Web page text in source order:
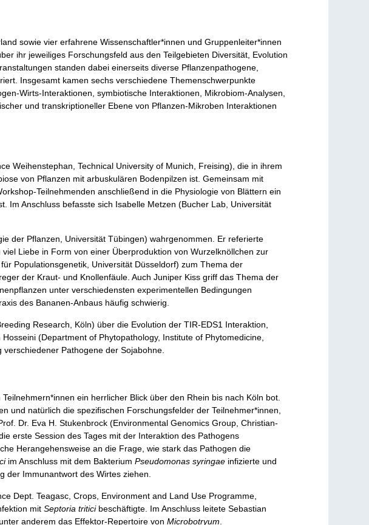
sowie vier erfahrene Wissenschaftler*innen und Gruppenleiter*innen
ihr jeweiliges Forschungsfeld aus den Teilgebieten Diversität, Evolution
standen dabei einerseits diverse Pflanzenpathogene,
Insgesamt kamen sechs verschiedene Themenschwerpunkte
Wirts-Interaktionen, symbiotische Interaktionen, Mikrobiom-Analysen,
und transkriptioneller Ebene von Pflanzen-Mikroben Interaktionen
Weihenstephan, Technical University of Munich, Freising), die in ihrem
von Pflanzen mit arbuskulären Bodenpilzen ist. Gemeinsam mit
Teilnehmenden anschließend in die Physiologie von Blättern ein
Im Anschluss befasste sich Isabelle Metzen (Bucher Lab, Universität
der Pflanzen, Universität Tübingen) wahrgenommen. Er referierte
Liebe in Form von einer Überproduktion von Wurzelknöllchen zur
Populationsgenetik, Universität Düsseldorf) zum Thema der
der Kraut- und Knollenfäule. Auch Juniper Kiss griff das Thema der
unter verschiedensten experimentellen Bedingungen
des Bananen-Anbaus häufig schwierig.
Research, Köln) über die Evolution der TIR-EDS1 Interaktion,
(Department of Phytopathology, Institute of Phytomedicine,
Pathogene der Sojabohne.
ein herrlicher Blick über den Rhein bis nach Köln bot.
und natürlich die spezifischen Forschungsfelder der Teilnehmer*innen,
Dr. Eva H. Stukenbrock (Environmental Genomics Group, Christian-
erste Session des Tages mit der Interaktion des Pathogens
Herangehensweise an die Frage, wie stark das Pathogen die
im Anschluss mit dem BakteriumPseudomonas syringae infizierte und
der Immunantwort des Wirtes ziehen.
Dept. Teagasc, Crops, Environment and Land Use Programme,
mitSeptoria tritici beschäftigte. Im Anschluss leitete Sebastian
anderem das Effektor-Repertoire vonMicrobotryum